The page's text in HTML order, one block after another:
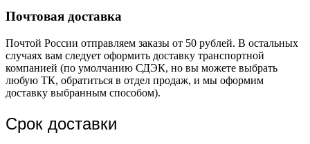
Почтовая доставка
Почтой России отправляем заказы от 50 рублей. В остальных
случаях вам следует оформить доставку транспортной
компанией (по умолчанию СДЭК, но вы можете выбрать
любую ТК, обратиться в отдел продаж, и мы оформим
доставку выбранным способом).
Срок доставки